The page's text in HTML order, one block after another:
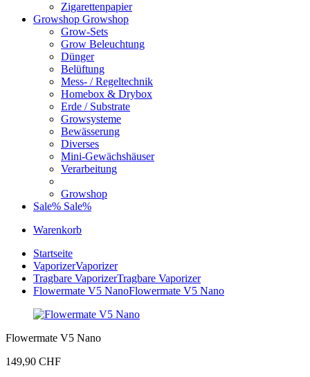
Zigarettenpapier
Growshop Growshop
Grow-Sets
Grow Beleuchtung
Dünger
Belüftung
Mess- / Regeltechnik
Homebox & Drybox
Erde / Substrate
Growsysteme
Bewässerung
Diverses
Mini-Gewächshäuser
Verarbeitung
Growshop
Sale% Sale%
Warenkorb
Startseite
VaporizerVaporizer
Tragbare VaporizerTragbare Vaporizer
Flowermate V5 NanoFlowermate V5 Nano
Flowermate V5 Nano
149,90 CHF